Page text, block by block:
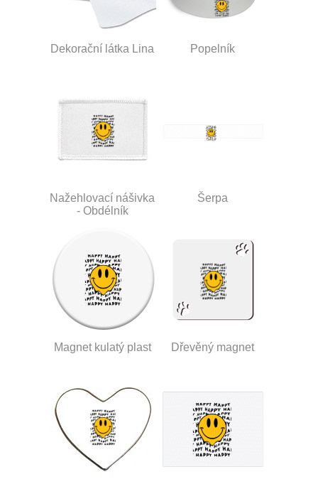
Dekorační látka Lina Popelník
Nažehlovací nášivka
- Obdélník
Šerpa
Magnet kulatý plast Dřevěný magnet